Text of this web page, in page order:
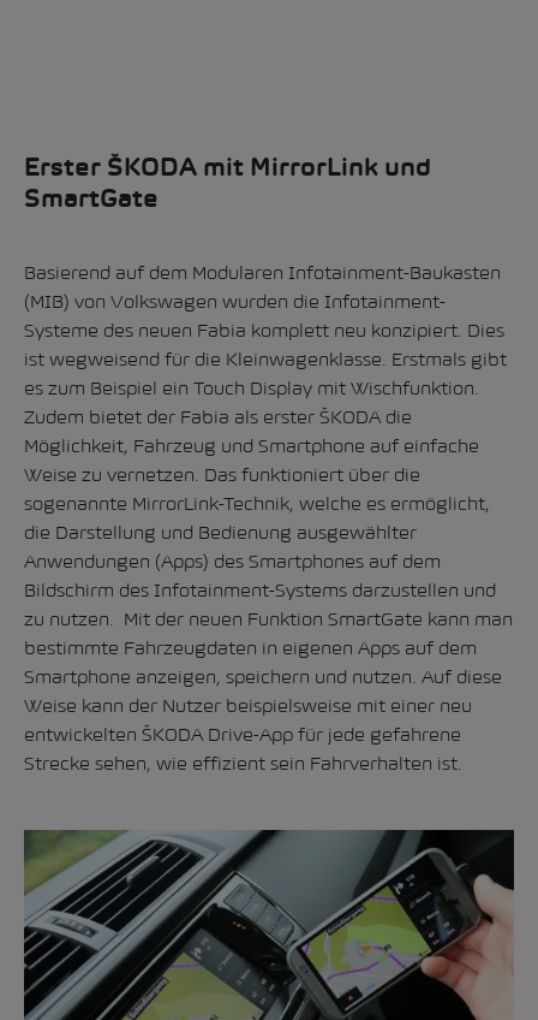
Erster ŠKODA mit MirrorLink und
SmartGate
Basierend auf dem Modularen Infotainment-Baukasten
(MIB) von Volkswagen wurden die Infotainment-
Systeme des neuen Fabia komplett neu konzipiert. Dies
ist wegweisend für die Kleinwagenklasse. Erstmals gibt
es zum Beispiel ein Touch Display mit Wischfunktion.
Zudem bietet der Fabia als erster ŠKODA die
Möglichkeit, Fahrzeug und Smartphone auf einfache
Weise zu vernetzen. Das funktioniert über die
sogenannte MirrorLink-Technik, welche es ermöglicht,
die Darstellung und Bedienung ausgewählter
Anwendungen (Apps) des Smartphones auf dem
Bildschirm des Infotainment-Systems darzustellen und
zu nutzen. Mit der neuen Funktion SmartGate kann man
bestimmte Fahrzeugdaten in eigenen Apps auf dem
Smartphone anzeigen, speichern und nutzen. Auf diese
Weise kann der Nutzer beispielsweise mit einer neu
entwickelten ŠKODA Drive-App für jede gefahrene
Strecke sehen, wie effizient sein Fahrverhalten ist.